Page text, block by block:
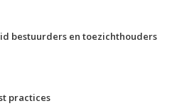
bestuurders en toezichthouders
practices